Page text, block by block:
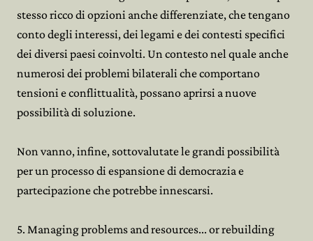
stesso ricco di opzioni anche differenziate, che tengano
conto degli interessi, dei legami e dei contesti specifici
dei diversi paesi coinvolti. Un contesto nel quale anche
numerosi dei problemi bilaterali che comportano
tensioni e conflittualità, possano aprirsi a nuove
possibilità di soluzione.
Non vanno, infine, sottovalutate le grandi possibilità
per un processo di espansione di democrazia e
partecipazione che potrebbe innescarsi.
5. Managing problems and resources... or rebuilding